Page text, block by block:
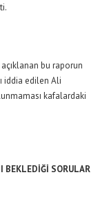
açıklanan bu raporun
iddia edilen Ali
kafalardaki
BEKLEDİĞİ SORULAR